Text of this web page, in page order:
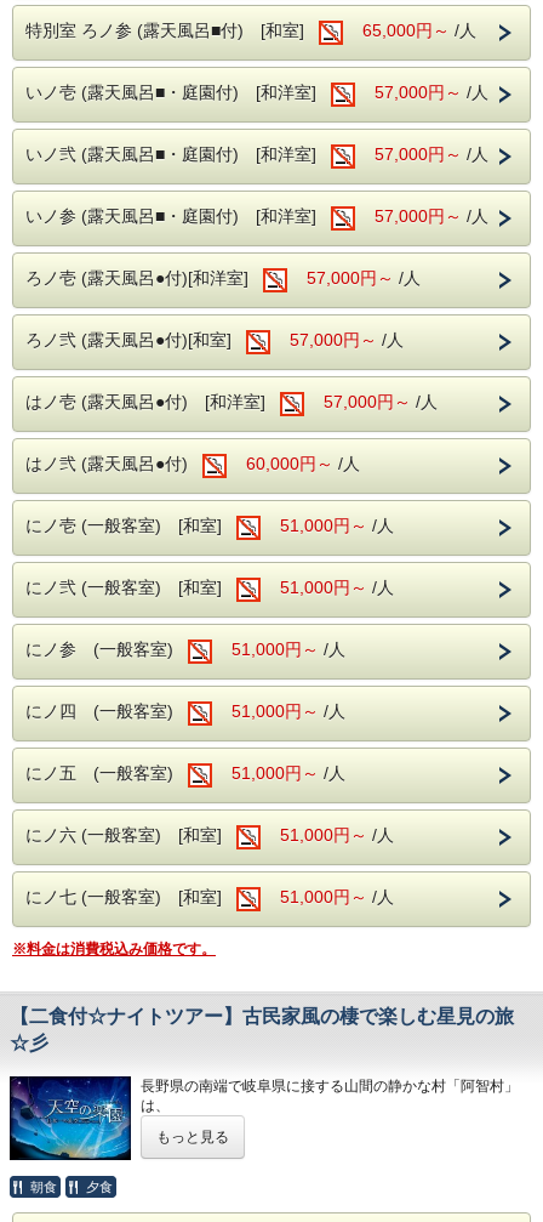
ここでしか出会えない美食体験をどうぞご堪能ください。
ご朝食は『癒し朝御膳』～地元食材を中心に爽やかな朝を迎
える～
※夕朝ともに食事処でのご提供（一部個室あり）
お客様へ繊細に調理された料理を存分にご堪能いただき、
至福のひとときをお約束いたします。
※その他お食事内容やご不明な点がある場合はお気軽に当館
にお問い合わせください。
離れ・準離れの客室には専用露天風呂を備え、
温泉と静寂に包まれた贅沢な時間をお過ごしいただけます。
※お飲み物代は別途頂戴いたします。
を頂戴いたします。
※アレルギー対応をご希望の際は、ご予約時に必ずお申し出
ください（当日対応不可）。
※最終チェックイン：18時
～ 阿智の渓流に佇む昔懐かしい郷愁の宿 ～
～ こころに思い描くふるさとの情景 ～
～ 古宿で過ごす懐かしく暖かい時間 ～
お部屋は古民家風客室
お食事は「河田総料理長」の『玄竹特選会席』
■玄竹の湯
・強アルカリ性泉質で素肌を磨き滑らか。
※加温循環式を使用しております。
■玄竹での滞在を満喫
・夜はロビー併設のナイトバーでお酒や珈琲、
アイスクリームやソフトドリンクを無料で楽しめます。
※セルフ形式にて19時～22時まで利用可
・館内衛生対策もしっかりと。
昼神温泉の特徴である単純硫黄温泉(低張性アルカリ性高温
泉)を 思う存分堪能していただき、南信州の四季を感じられ
る山川の幸を ご満喫ください。
特別室 ろノ参 (露天風呂■付) [和室] 65,000円～ /人
いノ壱 (露天風呂■・庭園付) [和洋室] 57,000円～ /人
いノ弐 (露天風呂■・庭園付) [和洋室] 57,000円～ /人
いノ参 (露天風呂■・庭園付) [和洋室] 57,000円～ /人
ろノ壱 (露天風呂●付)[和洋室] 57,000円～ /人
ろノ弐 (露天風呂●付)[和室] 57,000円～ /人
はノ壱 (露天風呂●付) [和洋室] 57,000円～ /人
はノ弐 (露天風呂●付) 60,000円～ /人
にノ壱 (一般客室) [和室] 51,000円～ /人
にノ弐 (一般客室) [和室] 51,000円～ /人
にノ参 (一般客室) 51,000円～ /人
にノ四 (一般客室) 51,000円～ /人
にノ五 (一般客室) 51,000円～ /人
にノ六 (一般客室) [和室] 51,000円～ /人
にノ七 (一般客室) [和室] 51,000円～ /人
※料金は消費税込み価格です。
【二食付☆ナイトツアー】古民家風の棲で楽しむ星見の旅
☆彡
長野県の南端で岐阜県に接する山間の静かな村「阿智村」
は、
「星が最も輝いて見える場所」の第１位(平成18年)に認定さ
れた
もっと見る
朝食 夕食